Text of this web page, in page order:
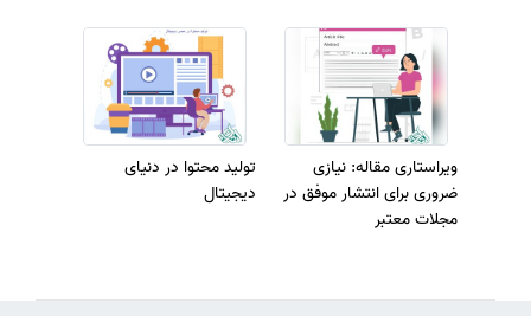
ویراستاری مقاله: نیازی
ضروری برای انتشار موفق در
مجلات معتبر
تولید محتوا در دنیای
دیجیتال